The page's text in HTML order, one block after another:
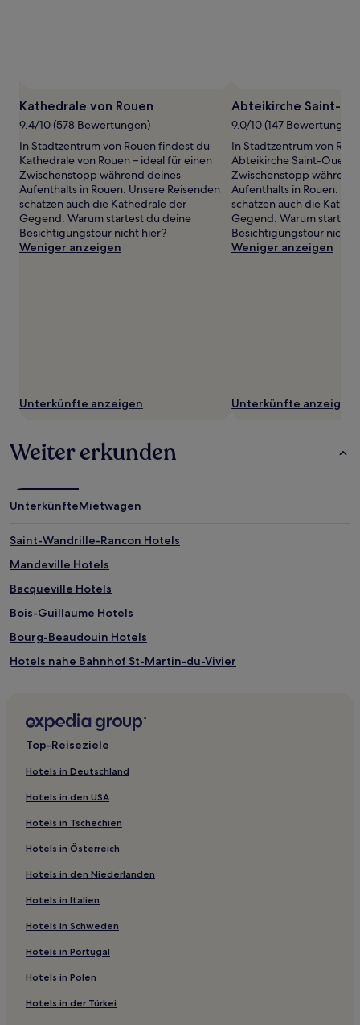
zusätzliche
Bedingungen
gelten.
Kathedrale von Rouen
9.4/10 (578 Bewertungen)
In Stadtzentrum von Rouen findest du
Kathedrale von Rouen – ideal für einen
Zwischenstopp während deines
Aufenthalts in Rouen. Unsere Reisenden
schätzen auch die Kathedrale der
Gegend. Warum startest du deine
Besichtigungstour nicht hier?
Weniger anzeigen
Unterkünfte anzeigen
Abteikirche Saint-
9.0/10 (147 Bewertungen)
In Stadtzentrum von
Abteikirche Saint-Ouen
Zwischenstopp während
Aufenthalts in Rouen.
schätzen auch die
Gegend. Warum startest
Besichtigungstour nicht
Weniger anzeigen
Unterkünfte anzeigen
Weiter erkunden
UnterkünfteMietwagen
Saint-Wandrille-Rancon Hotels
Mandeville Hotels
Bacqueville Hotels
Bois-Guillaume Hotels
Bourg-Beaudouin Hotels
Hotels nahe Bahnhof St-Martin-du-Vivier
Kanton Bourgtheroulde-Infreville Hotels
Saint-Nicolas-De-Bliquetuit Hotels
Ry Hotels
Poses Hotels
Val-De-La-Haye Hotels
Limésy Hotels
Incarville Hotels
Sainte-Marguerite-Sur-Duclair Hotels
Porte-Joie Hotels
Ymare Hotels
Top-Reiseziele
Hotels in Deutschland
Hotels in den USA
Hotels in Tschechien
Hotels in Österreich
Hotels in den Niederlanden
Hotels in Italien
Hotels in Schweden
Hotels in Portugal
Hotels in Polen
Hotels in der Türkei